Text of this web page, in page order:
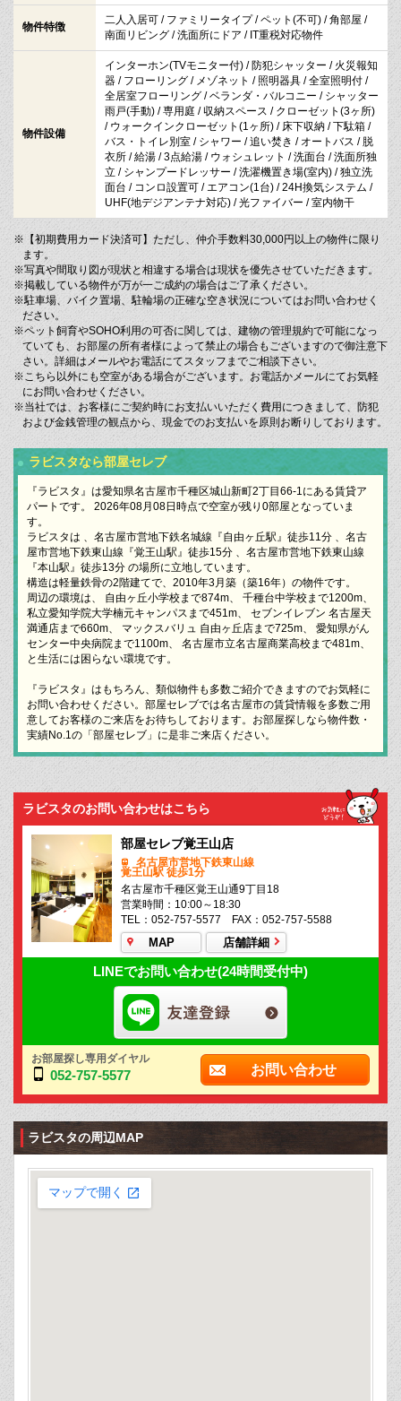
物件特徴
二人入居可 / ファミリータイプ / ペット(不可) / 角部屋 /
南面リビング / 洗面所にドア / IT重税対応物件
物件設備
インターホン(TVモニター付) / 防犯シャッター / 火災報知
器 / フローリング / メゾネット / 照明器具 / 全室照明付 /
全居室フローリング / ベランダ・バルコニー / シャッター
雨戸(手動) / 専用庭 / 収納スペース / クローゼット(3ヶ所)
/ ウォークインクローゼット(1ヶ所) / 床下収納 / 下駄箱 /
バス・トイレ別室 / シャワー / 追い焚き / オートバス / 脱
衣所 / 給湯 / 3点給湯 / ウォシュレット / 洗面台 / 洗面所独
立 / シャンプードレッサー / 洗濯機置き場(室内) / 独立洗
面台 / コンロ設置可 / エアコン(1台) / 24H換気システム /
UHF(地デジアンテナ対応) / 光ファイバー / 室内物干
※【初期費用カード決済可】ただし、仲介手数料30,000円以上の物件に限り
ます。
※写真や間取り図が現状と相違する場合は現状を優先させていただきます。
※掲載している物件が万が一ご成約の場合はご了承ください。
※駐車場、バイク置場、駐輪場の正確な空き状況についてはお問い合わせく
ださい。
※ペット飼育やSOHO利用の可否に関しては、建物の管理規約で可能になっ
ていても、お部屋の所有者様によって禁止の場合もございますので御注意下
さい。詳細はメールやお電話にてスタッフまでご相談下さい。
※こちら以外にも空室がある場合がございます。お電話かメールにてお気軽
にお問い合わせください。
※当社では、お客様にご契約時にお支払いいただく費用につきまして、防犯
および金銭管理の観点から、現金でのお支払いを原則お断りしております。
ラビスタなら部屋セレブ
『ラビスタ』は愛知県名古屋市千種区城山新町2丁目66-1にある賃貸ア
パートです。 2026年08月08日時点で空室が残り0部屋となっていま
す。
ラビスタは 、名古屋市営地下鉄名城線『自由ヶ丘駅』徒歩11分 、名古
屋市営地下鉄東山線『覚王山駅』徒歩15分 、名古屋市営地下鉄東山線
『本山駅』徒歩13分 の場所に立地しています。
構造は軽量鉄骨の2階建てで、2010年3月築（築16年）の物件です。
周辺の環境は、 自由ヶ丘小学校まで874m、 千種台中学校まで1200m、
私立愛知学院大学楠元キャンパスまで451m、 セブンイレブン 名古屋天
満通店まで660m、 マックスバリュ 自由ヶ丘店まで725m、 愛知県がん
センター中央病院まで1100m、 名古屋市立名古屋商業高校まで481m、
と生活には困らない環境です。
『ラビスタ』はもちろん、類似物件も多数ご紹介できますのでお気軽に
お問い合わせください。部屋セレブでは名古屋市の賃貸情報を多数ご用
意してお客様のご来店をお待ちしております。お部屋探しなら物件数・
実績No.1の「部屋セレブ」に是非ご来店ください。
ラビスタのお問い合わせはこちら
部屋セレブ覚王山店
名古屋市営地下鉄東山線
覚王山駅 徒歩1分
名古屋市千種区覚王山通9丁目18
営業時間：10:00～18:30
TEL：052-757-5577 FAX：052-757-5588
MAP 店舗詳細
LINEでお問い合わせ(24時間受付中)
お部屋探し専用ダイヤル
052-757-5577 お問い合わせ
ラビスタの周辺MAP